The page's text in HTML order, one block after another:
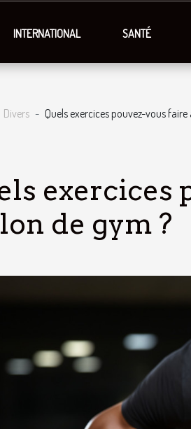
INTERNATIONAL SANTÉ
Divers Quels exercices pouvez-vous
exercices
de gym ?